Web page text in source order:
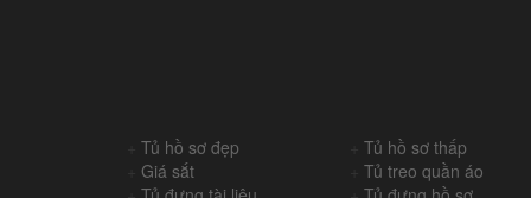
Tủ hồ sơ đẹp +Tủ hồ sơ thấp
Giá sắt +Tủ treo quần áo